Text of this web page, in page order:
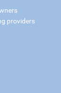
providers